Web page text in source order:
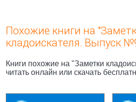
Похожие книги на
кладоискателя. Выпуск
Книги похожие на "Заметки
читать онлайн или скачать